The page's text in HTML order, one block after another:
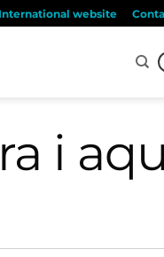
International website
i